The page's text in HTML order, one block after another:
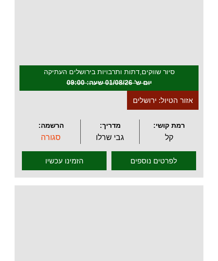
סיור שווקים,דתות ותרבויות בירושלים העתיקה
יום ש' 01/08/26 שעה: 09:00
אזור הטיול: ירושלים
רמת קושי:
קל
מדריך:
גבי שרלו
הרשמה:
סגורה
לפרטים נוספים הזמינו עכשיו